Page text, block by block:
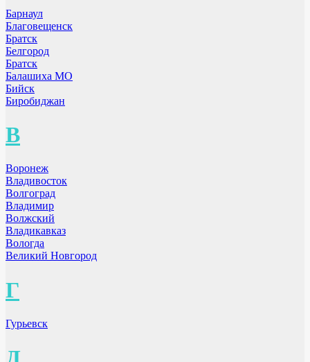
Барнаул
Благовещенск
Братск
Белгород
Братск
Балашиха МО
Бийск
Биробиджан
В
Воронеж
Владивосток
Волгоград
Владимир
Волжский
Владикавказ
Вологда
Великий Новгород
Г
Гурьевск